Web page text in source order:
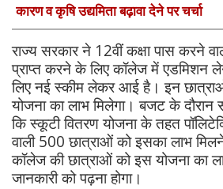
कारण व कृषि उद्यमिता बढ़ावा देने पर चर्चा
राज्य सरकार ने 12वीं कक्षा पास करने
प्राप्त करने के लिए कॉलेज में एडमिशन
लिए नई स्कीम लेकर आई है। इन
योजना का लाभ मिलेगा। बजट के दौरान
कि स्कूटी वितरण योजना के तहत
वाली 500 छात्राओं को इसका लाभ
कॉलेज की छात्राओं को इस योजना का
जानकारी को पढ़ना होगा।